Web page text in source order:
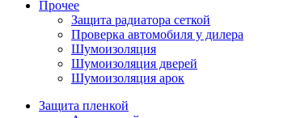
Прочее
Защита радиатора сеткой
Проверка автомобиля у дилера
Шумоизоляция
Шумоизоляция дверей
Шумоизоляция арок
Защита пленкой